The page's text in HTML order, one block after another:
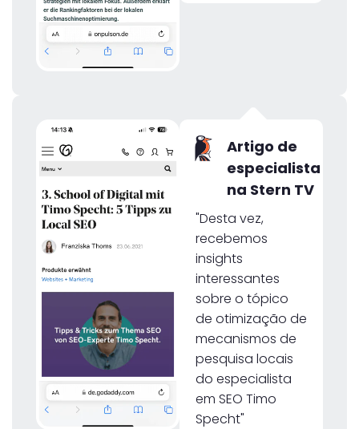
Artigo de
especialista
na Stern TV
"Desta vez,
recebemos
insights
interessantes
sobre o tópico
de otimização de
mecanismos de
pesquisa locais
do especialista
em SEO Timo
Specht"